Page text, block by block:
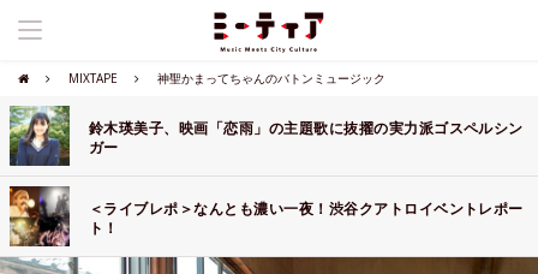
MIXTAPE 神聖かまってちゃんのバトンミュージック
鈴木瑛美子、映画「恋雨」の主題歌に抜擢の実力派ゴスペルシン
ガー
＜ライブレポ＞なんとも濃い一夜！渋谷クアトロイベントレポー
ト！